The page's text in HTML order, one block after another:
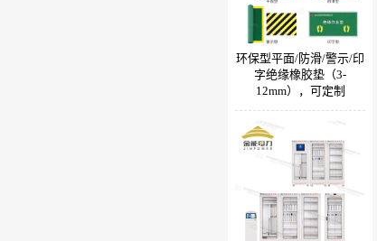
环保型平面/防滑/警示/印
字绝缘橡胶垫（3-
12mm），可定制